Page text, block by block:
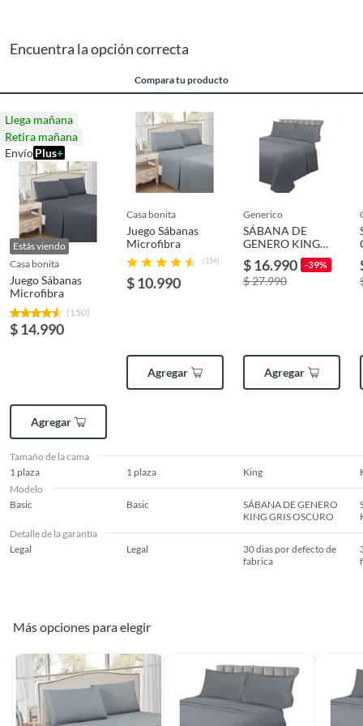
Encuentra la opción correcta
Compara tu producto
Llega mañana
Retira mañana
EnvíoPlus+
Estás viendo
casa bonita
Juego Sábanas
Microfibra
(150)
$ 14.990
Agregar
casa bonita
Juego Sábanas
Microfibra
(154)
$ 10.990
Agregar
generico
SÁBANA DE
GENERO KING
GRIS OSCURO
$ 16.990 -39%
$ 27.990
Agregar
Tamaño de la cama
1 plaza
1 plaza King
Modelo
Basic
Basic
SÁBANA DE GENERO
KING GRIS OSCURO
Detalle de la garantía
Legal
Legal
30 dias por defecto de
fabrica
Más opciones para elegir